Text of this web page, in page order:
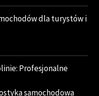
dla turystów i
Profesjonalne
samochodowa